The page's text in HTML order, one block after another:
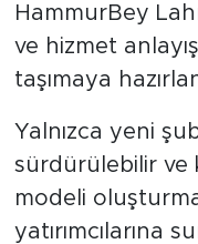
HammurBey
ve hizmet
taşımaya
Yalnızca yeni
sürdürülebilir ve
modeli
yatırımcılarına